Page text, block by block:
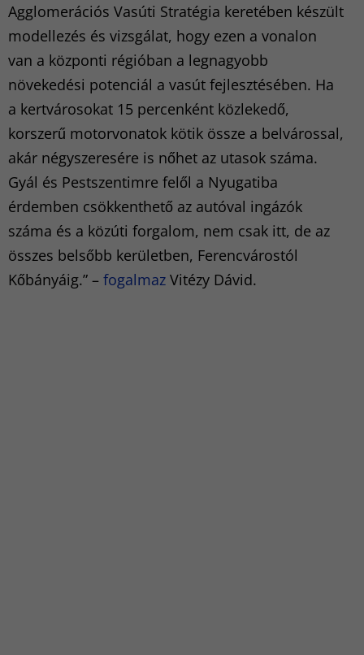
Agglomerációs Vasúti Stratégia keretében készült
modellezés és vizsgálat, hogy ezen a vonalon
van a központi régióban a legnagyobb
növekedési potenciál a vasút fejlesztésében. Ha
a kertvárosokat 15 percenként közlekedő,
korszerű motorvonatok kötik össze a belvárossal,
akár négyszeresére is nőhet az utasok száma.
Gyál és Pestszentimre felől a Nyugatiba
érdemben csökkenthető az autóval ingázók
száma és a közúti forgalom, nem csak itt, de az
összes belsőbb kerületben, Ferencvárostól
Kőbányáig.” – fogalmaz Vitézy Dávid.